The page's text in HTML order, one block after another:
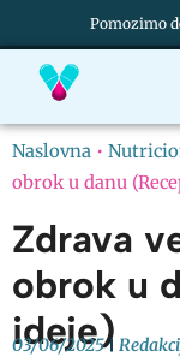
Pomozimo
Naslovna •
obrok u danu
Zdrava
obrok u
ideje)
03/06/2025